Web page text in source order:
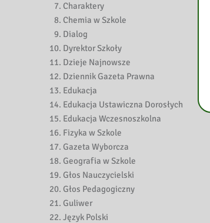
Charaktery
Chemia w Szkole
Dialog
Dyrektor Szkoły
Dzieje Najnowsze
Dziennik Gazeta Prawna
Edukacja
Edukacja Ustawiczna Dorosłych
Edukacja Wczesnoszkolna
Fizyka w Szkole
Gazeta Wyborcza
Geografia w Szkole
Głos Nauczycielski
Głos Pedagogiczny
Guliwer
Język Polski